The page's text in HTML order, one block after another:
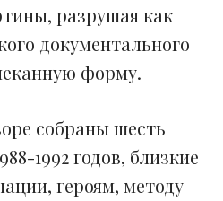
разрушая как
документального
форму.
собраны шесть
1992 годов, близкие
героям, методу